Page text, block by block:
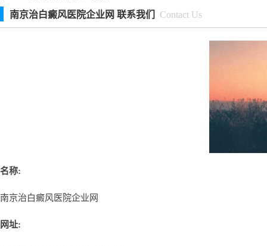
南京治白癜风医院企业网 联系我们
Contact Us
名称:
南京治白癜风医院企业网
网址: